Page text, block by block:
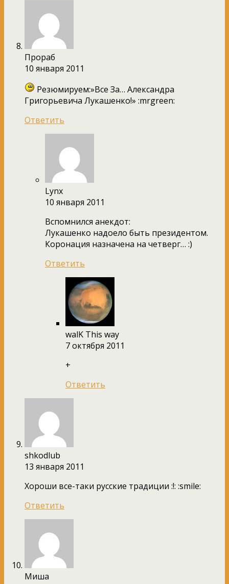
Прораб
10 января 2011
Резюмируем:»Все За… Александра
Григорьевича Лукашенко!» :mrgreen:
Ответить
Lynx
10 января 2011
Вспомнился анекдот:
Лукашенко надоело быть президентом.
Коронация назначена на четверг… :)
Ответить
walK This way
7 октября 2011
+
Ответить
shkodlub
13 января 2011
Хороши все-таки русские традиции :!: :smile:
Ответить
Миша